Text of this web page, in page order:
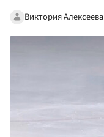
Виктория Алексеева